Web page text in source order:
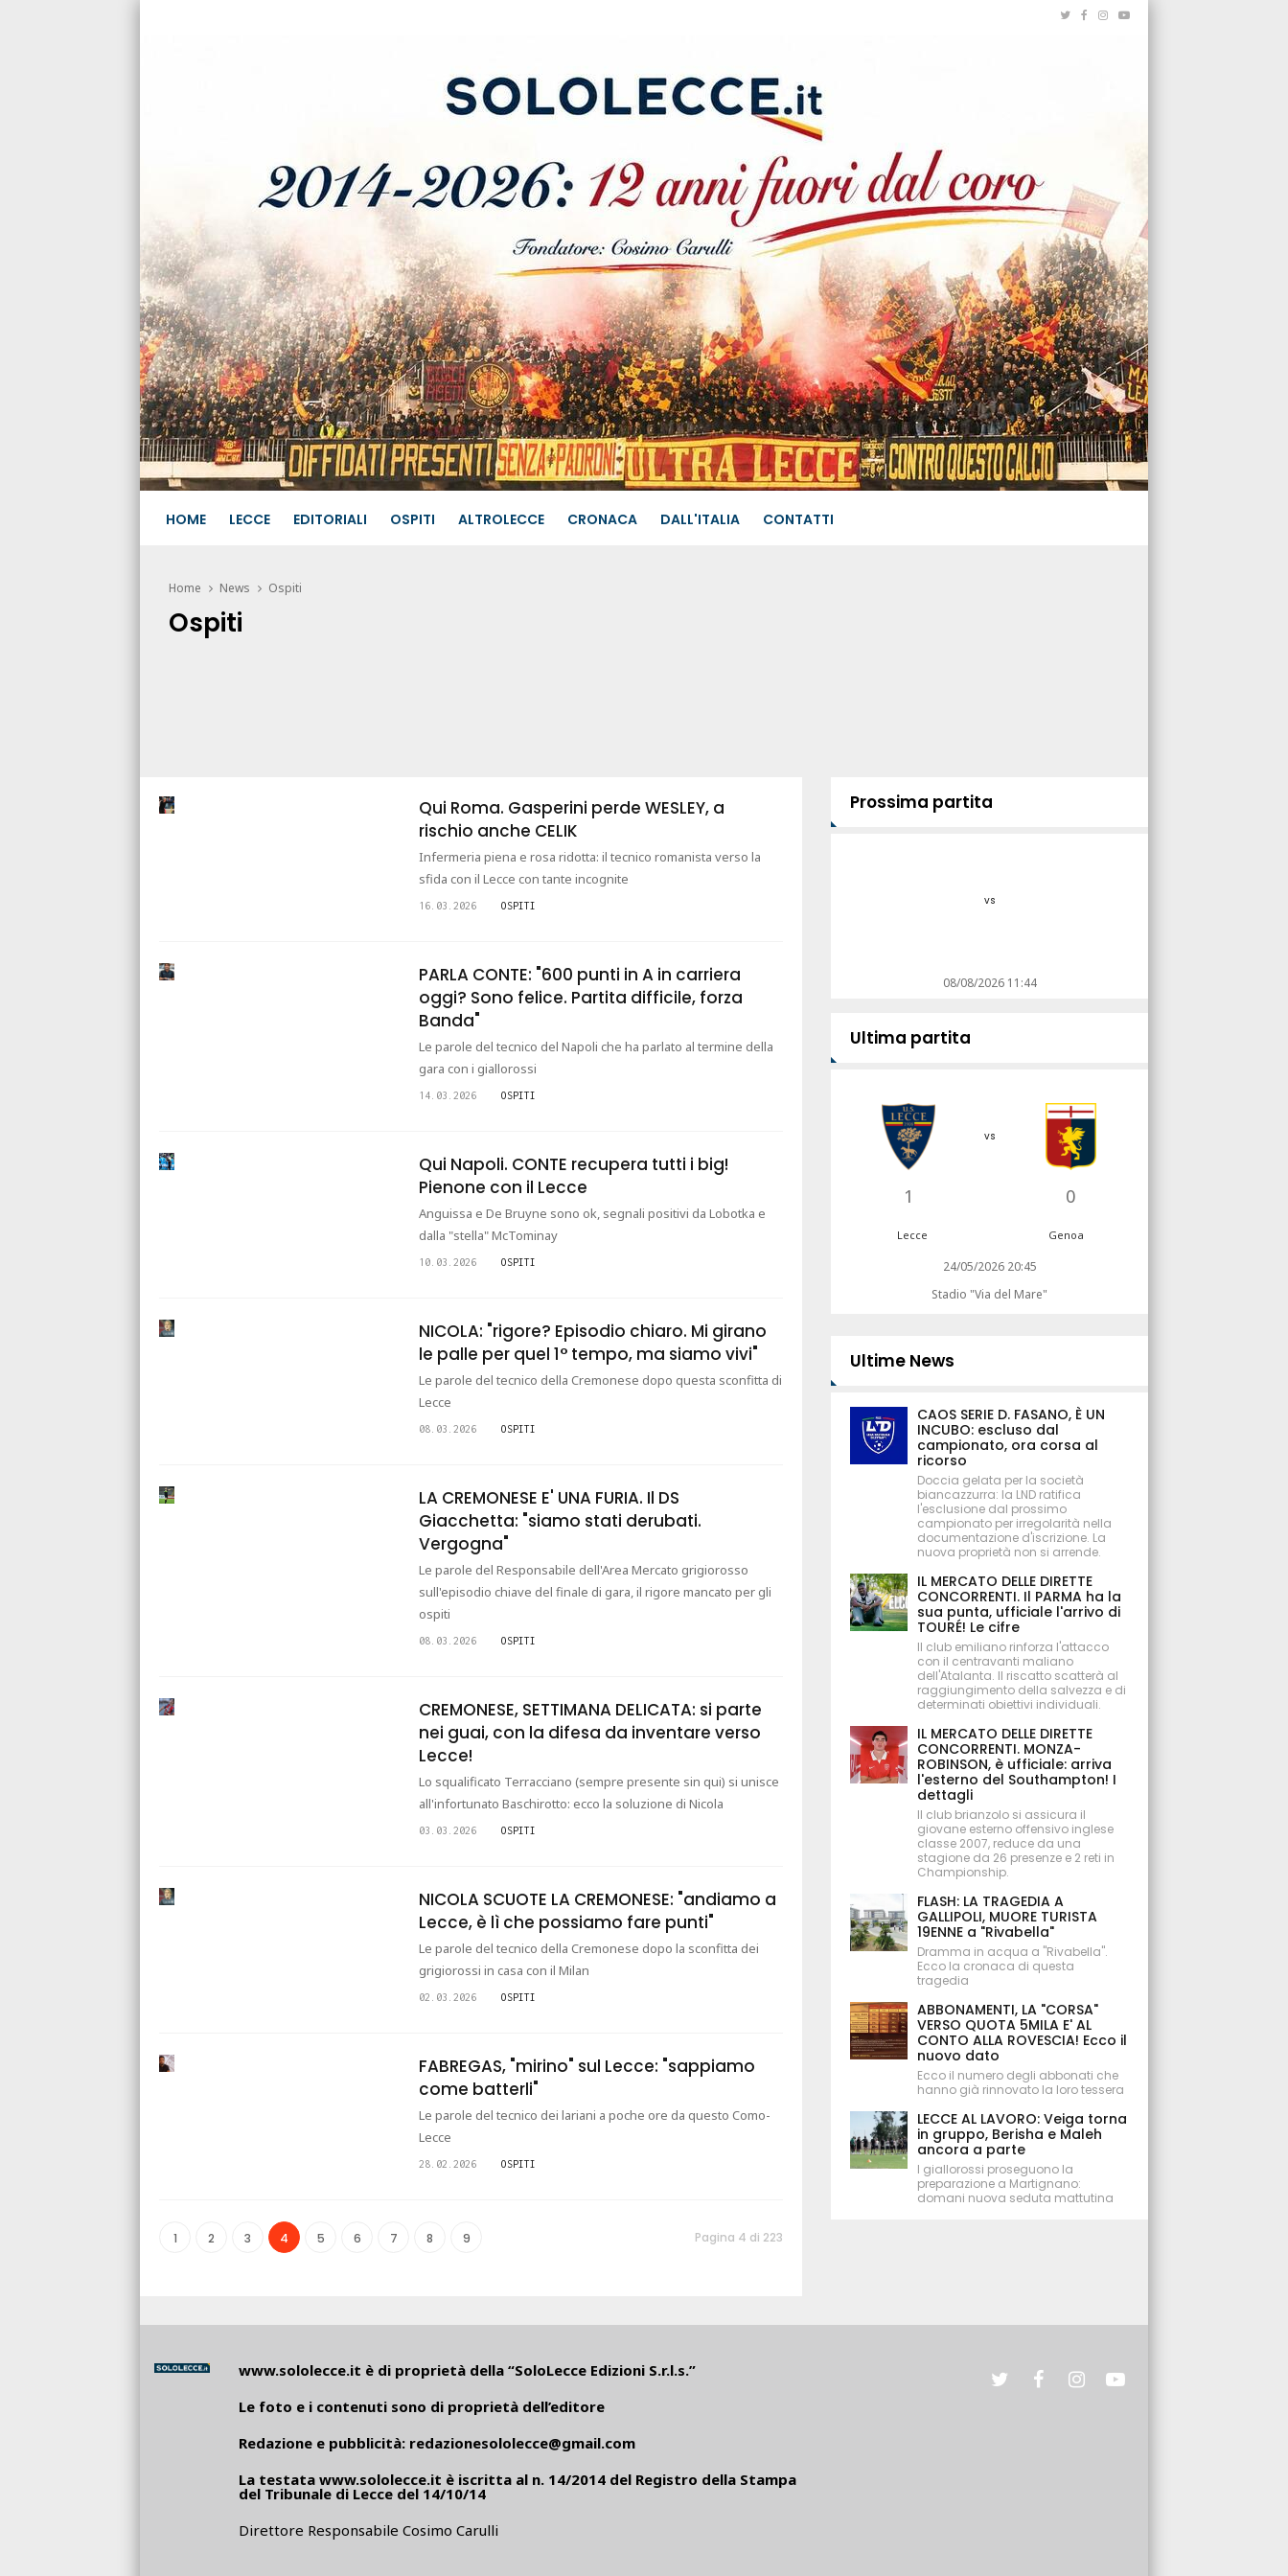
HOME LECCE EDITORIALI OSPITI ALTROLECCE CRONACA DALL'ITALIA CONTATTI
Home News Ospiti
Ospiti
Qui Roma. Gasperini perde WESLEY, a
rischio anche CELIK
Infermeria piena e rosa ridotta: il tecnico romanista verso la
sfida con il Lecce con tante incognite
16.03.2026 OSPITI
PARLA CONTE: "600 punti in A in carriera
oggi? Sono felice. Partita difficile, forza
Banda"
Le parole del tecnico del Napoli che ha parlato al termine della
gara con i giallorossi
14.03.2026 OSPITI
Qui Napoli. CONTE recupera tutti i big!
Pienone con il Lecce
Anguissa e De Bruyne sono ok, segnali positivi da Lobotka e
dalla "stella" McTominay
10.03.2026 OSPITI
NICOLA: "rigore? Episodio chiaro. Mi girano
le palle per quel 1° tempo, ma siamo vivi"
Le parole del tecnico della Cremonese dopo questa sconfitta di
Lecce
08.03.2026 OSPITI
LA CREMONESE E' UNA FURIA. Il DS
Giacchetta: "siamo stati derubati.
Vergogna"
Le parole del Responsabile dell'Area Mercato grigiorosso
sull'episodio chiave del finale di gara, il rigore mancato per gli
ospiti
08.03.2026 OSPITI
CREMONESE, SETTIMANA DELICATA: si parte
nei guai, con la difesa da inventare verso
Lecce!
Lo squalificato Terracciano (sempre presente sin qui) si unisce
all'infortunato Baschirotto: ecco la soluzione di Nicola
03.03.2026 OSPITI
NICOLA SCUOTE LA CREMONESE: "andiamo a
Lecce, è lì che possiamo fare punti"
Le parole del tecnico della Cremonese dopo la sconfitta dei
grigiorossi in casa con il Milan
02.03.2026 OSPITI
FABREGAS, "mirino" sul Lecce: "sappiamo
come batterli"
Le parole del tecnico dei lariani a poche ore da questo Como-
Lecce
28.02.2026 OSPITI
1 2 3 4 5 6 7 8 9 Pagina 4 di 223
Prossima partita
vs
08/08/2026 11:44
Ultima partita
1
vs
0
Lecce Genoa
24/05/2026 20:45
Stadio "Via del Mare"
Ultime News
CAOS SERIE D. FASANO, È UN
INCUBO: escluso dal
campionato, ora corsa al
ricorso
Doccia gelata per la società
biancazzurra: la LND ratifica
l'esclusione dal prossimo
campionato per irregolarità nella
documentazione d'iscrizione. La
nuova proprietà non si arrende.
IL MERCATO DELLE DIRETTE
CONCORRENTI. Il PARMA ha la
sua punta, ufficiale l'arrivo di
TOURÉ! Le cifre
Il club emiliano rinforza l'attacco
con il centravanti maliano
dell'Atalanta. Il riscatto scatterà al
raggiungimento della salvezza e di
determinati obiettivi individuali.
IL MERCATO DELLE DIRETTE
CONCORRENTI. MONZA-
ROBINSON, è ufficiale: arriva
l'esterno del Southampton! I
dettagli
Il club brianzolo si assicura il
giovane esterno offensivo inglese
classe 2007, reduce da una
stagione da 26 presenze e 2 reti in
Championship.
FLASH: LA TRAGEDIA A
GALLIPOLI, MUORE TURISTA
19ENNE a "Rivabella"
Dramma in acqua a "Rivabella".
Ecco la cronaca di questa
tragedia
ABBONAMENTI, LA "CORSA"
VERSO QUOTA 5MILA E' AL
CONTO ALLA ROVESCIA! Ecco il
nuovo dato
Ecco il numero degli abbonati che
hanno già rinnovato la loro tessera
LECCE AL LAVORO: Veiga torna
in gruppo, Berisha e Maleh
ancora a parte
I giallorossi proseguono la
preparazione a Martignano:
domani nuova seduta mattutina
www.sololecce.it è di proprietà della “SoloLecce Edizioni S.r.l.s.”
Le foto e i contenuti sono di proprietà dell’editore
Redazione e pubblicità: redazionesololecce@gmail.com
La testata www.sololecce.it è iscritta al n. 14/2014 del Registro della Stampa
del Tribunale di Lecce del 14/10/14
Direttore Responsabile Cosimo Carulli